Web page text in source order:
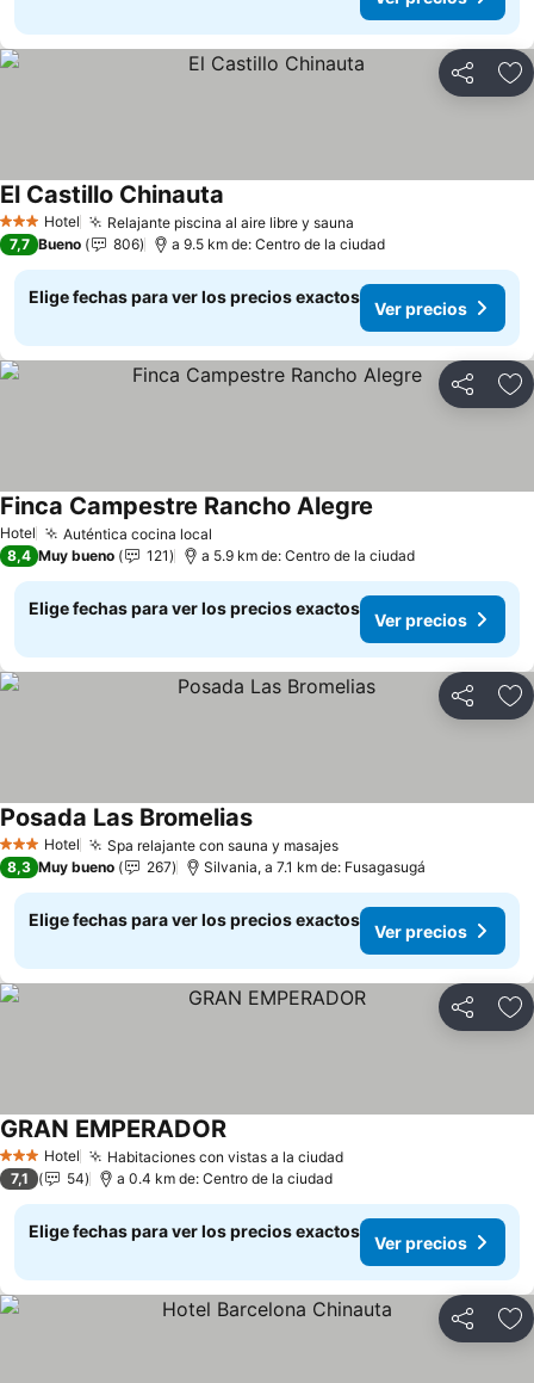
Compartir
3 Estrellas
Hotel Relajante piscina al aire libre y sauna
El Castillo Chinauta
7,7 Bueno 806 a 9.5 km de: Centro de la ciudad
Elige fechas para ver los precios exactos
Ver precios
Compartir
Hotel Auténtica cocina local
Finca Campestre Rancho Alegre
8,4 Muy bueno 121 a 5.9 km de: Centro de la ciudad
Elige fechas para ver los precios exactos
Ver precios
Compartir
3 Estrellas
Hotel Spa relajante con sauna y masajes
Posada Las Bromelias
8,3 Muy bueno 267 Silvania, a 7.1 km de: Fusagasugá
Elige fechas para ver los precios exactos
Ver precios
Compartir
3 Estrellas
Hotel Habitaciones con vistas a la ciudad
GRAN EMPERADOR
7,1 54 a 0.4 km de: Centro de la ciudad
Elige fechas para ver los precios exactos
Ver precios
Compartir